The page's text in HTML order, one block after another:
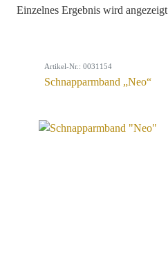
Farbe
Einzelnes Ergebnis wird angezeigt
Artikel-Nr.: 0031154
Schnapparmband „Neo“